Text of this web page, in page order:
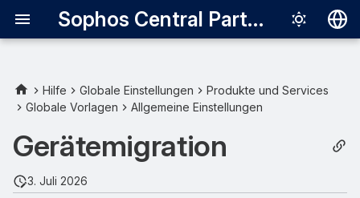
Sophos Central Partner
English
Voraussetzungen
Aktivieren Gerätemigration
Computer mit Hilfe der
Hilfe Globale Einstellungen
Produkte und Services
Globale Vorlagen
Allgemeine Einstellungen
Gerätemigration
3. Juli 2026